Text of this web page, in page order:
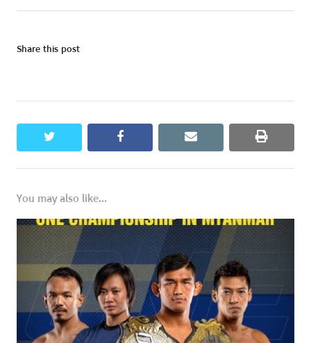
Share this post
twitter facebook email print
You may also like...